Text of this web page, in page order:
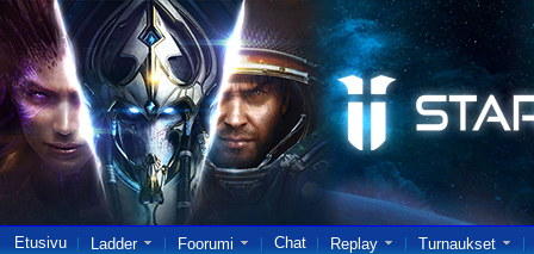
Etusivu Ladder Foorumi Chat Replay Turnaukset